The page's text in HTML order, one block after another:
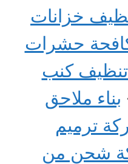
خزانات
حشرات
كنب
بناء ملاحق
ترميم
شحن من